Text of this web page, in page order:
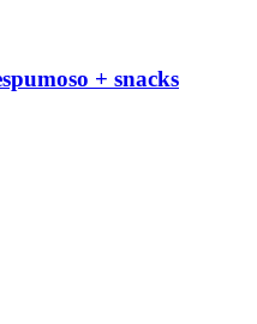
+ snacks